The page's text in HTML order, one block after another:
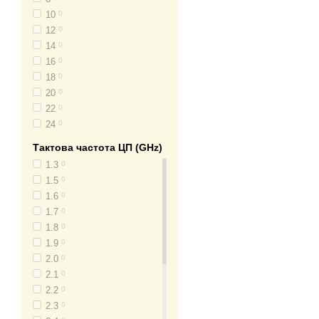
BGA1288
BGA1440
LGA1851
10 0
12 0
14 0
16 0
18 0
20 0
22 0
24 0
Тактова частота ЦП (GHz)
1.3 0
1.5 0
1.6 0
1.7 0
1.8 0
1.9 0
2.0 0
2.1 0
2.2 0
2.3 0